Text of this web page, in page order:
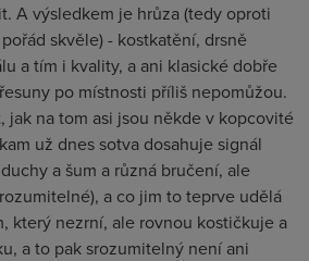
A výsledkem je hrůza (tedy oproti
skvěle) - kostkatění, drsně
a tím i kvality, a ani klasické dobře
po místnosti příliš nepomůžou.
jak na tom asi jsou někde v kopcovité
už dnes sotva dosahuje signál
a šum a různá bručení, ale
a co jim to teprve udělá
který nezrní, ale rovnou kostičkuje a
a to pak srozumitelný není ani